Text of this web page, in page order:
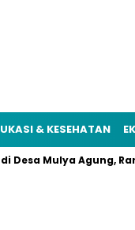
& KESEHATAN
Agung,